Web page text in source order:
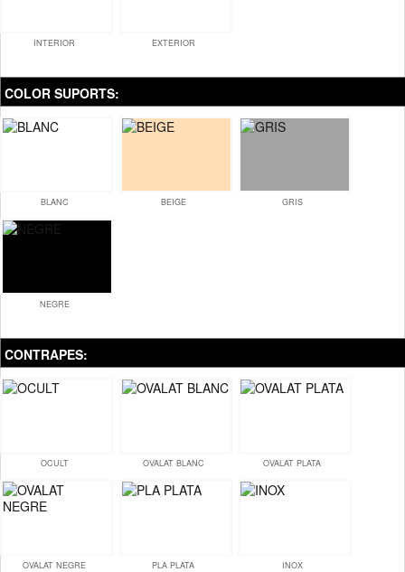
INTERIOR EXTERIOR
COLOR SUPORTS:
BLANC BEIGE GRIS
NEGRE
CONTRAPES:
OCULT OVALAT BLANC OVALAT PLATA
OVALAT NEGRE PLA PLATA INOX